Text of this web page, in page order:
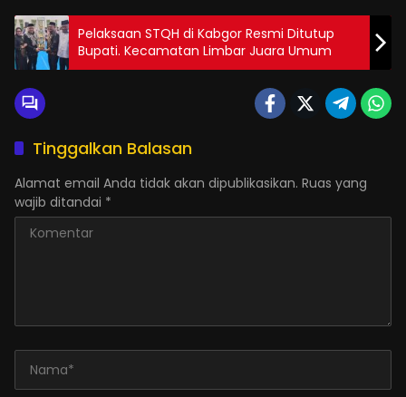
Pelaksaan STQH di Kabgor Resmi Ditutup
Bupati. Kecamatan Limbar Juara Umum
Tinggalkan Balasan
Alamat email Anda tidak akan dipublikasikan. Ruas yang
wajib ditandai *